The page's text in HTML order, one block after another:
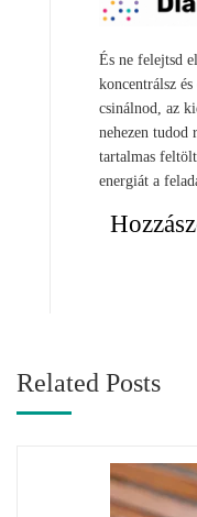
És ne felejtsd
koncentrálsz
csinálnod, az
nehezen tudod
tartalmas
energiát a
Related Posts